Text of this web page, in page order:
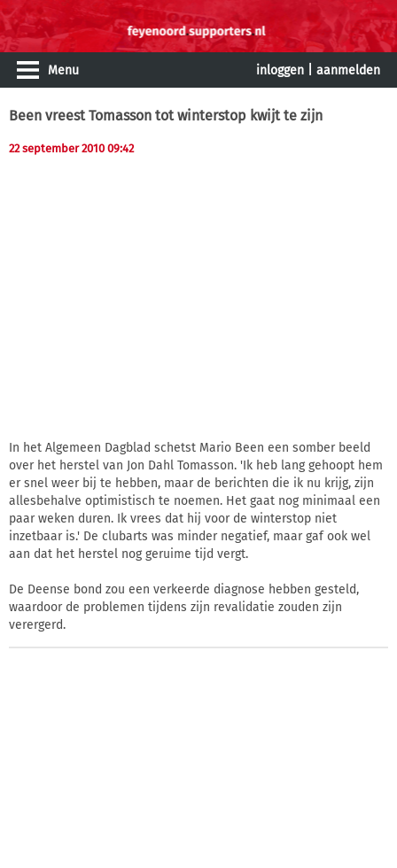
Menu inloggen aanmelden
Been vreest Tomasson tot winterstop kwijt te zijn
22 september 2010 09:42
In het Algemeen Dagblad schetst Mario Been een somber beeld
over het herstel van Jon Dahl Tomasson. 'Ik heb lang gehoopt hem
er snel weer bij te hebben, maar de berichten die ik nu krijg, zijn
allesbehalve optimistisch te noemen. Het gaat nog minimaal een
paar weken duren. Ik vrees dat hij voor de winterstop niet
inzetbaar is.' De clubarts was minder negatief, maar gaf ook wel
aan dat het herstel nog geruime tijd vergt.
De Deense bond zou een verkeerde diagnose hebben gesteld,
waardoor de problemen tijdens zijn revalidatie zouden zijn
verergerd.